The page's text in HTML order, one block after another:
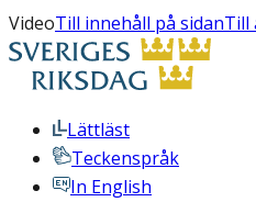
VideoTill innehåll på sidanTill
Lättläst
Teckenspråk
In English